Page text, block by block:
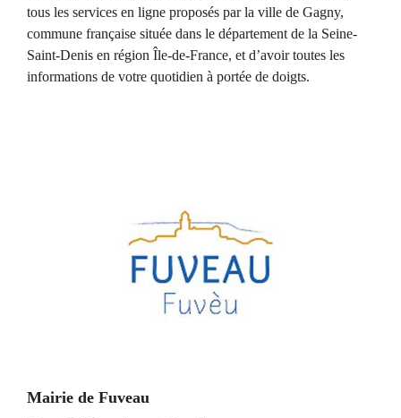
tous les services en ligne proposés par la ville de Gagny,
commune française située dans le département de la Seine-
Saint-Denis en région Île-de-France, et d’avoir toutes les
informations de votre quotidien à portée de doigts.
Mairie de Fuveau